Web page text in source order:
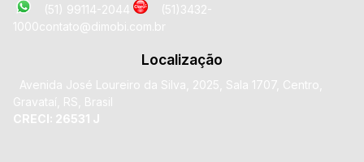
(51) 99114-2044
(51)3432-
1000contato@dimobi.com.br
Localização
Avenida José Loureiro da Silva 2025 Sala 1707, Centro
Gravataí RS Brasil
CRECI: 26531 J